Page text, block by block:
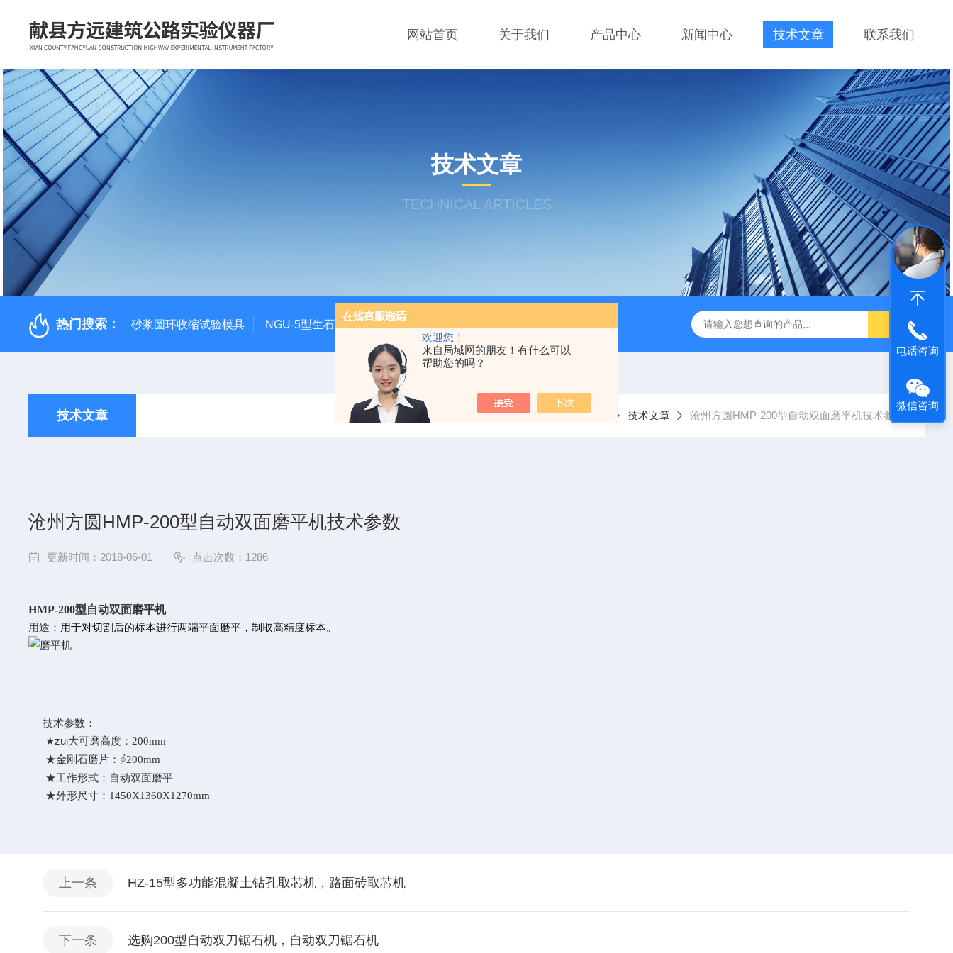
欢迎您！
来自局域网的朋友！有什么可以
帮助您的吗？
网站首页 关于我们 产品中心 新闻中心 技术文章 联系我们
技术文章
TECHNICAL ARTICLES
热门搜索： 砂浆圆环收缩试验模具 NGU-5型生石灰消化器（保温带盖消化器） *GB/T 50080-2016标准普通混凝土泌水率试验容量筒试验方法 生石灰浆渣测定仪
技术文章 当前位置：首页 技术文章 沧州方圆HMP-200型自动双面磨平机技术参数
沧州方圆HMP-200型自动双面磨平机技术参数
更新时间：2018-06-01 点击次数：1286
HMP-200型自动双面磨平机
用途： 用于对切割后的标本进行两端平面磨平，制取高精度标本。
技术参数：
★zui大可磨高度： 200mm
★金刚石磨片：∮200mm
★工作形式：自动双面磨平
★外形尺寸： 1450X1360X1270mm
上一条 HZ-15型多功能混凝土钻孔取芯机，路面砖取芯机
下一条 选购200型自动双刀锯石机，自动双刀锯石机
电话咨询
微信咨询